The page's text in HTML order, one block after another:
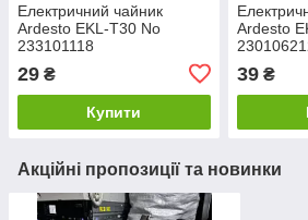
Електричний чайник
Ardesto EKL-T30 No
233101118
29 ₴
Купити
Ardesto
39₴
Акційні пропозиції та новинки